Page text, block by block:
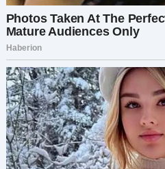
— Саша, это все, что ты
трубке воцарилась
заговорил: — А что ты
ты похожа на унылую
готовить и
хватило. Или то, что я
квартиру, так что лучше
предпринимать, а
жить дальше? Что
Ты же понимаешь, ничего